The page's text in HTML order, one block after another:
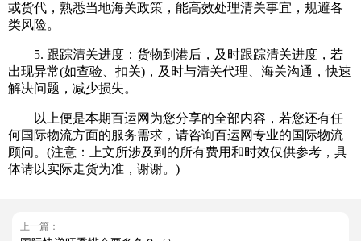
或货代，熟悉当地海关政策，能高效处理清关事宜，规避各
类风险。
5. 跟踪清关进度：货物到港后，及时跟踪清关进度，若
出现异常(如查验、扣关)，及时与清关代理、海关沟通，快速
解决问题，减少损失。
以上便是本期百运网为您分享的全部内容，若您还有任
何国际物流方面的服务需求，请咨询百运网专业的国际物流
顾问。(注意：上文所涉及到的所有费用和时效仅供参考，具
体请以实际走货为准，谢谢。)
上一篇：